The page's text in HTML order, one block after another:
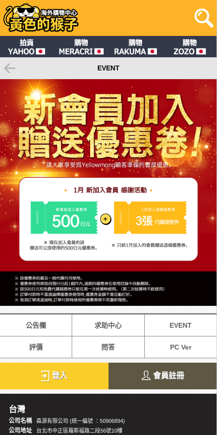
EVENT
公告欄 求助中心 EVENT
評價 問答 PC Ver
登入 會員註冊
台灣
公司名稱 森源有限公司 (統一編號 ：50906894)
公司地址 台北市中正區羅斯福路二段56號10樓